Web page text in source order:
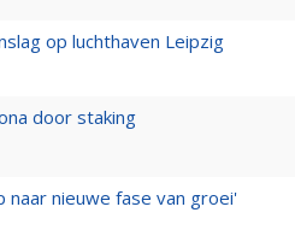
op luchthaven Leipzig
door staking
naar nieuwe fase van groei'